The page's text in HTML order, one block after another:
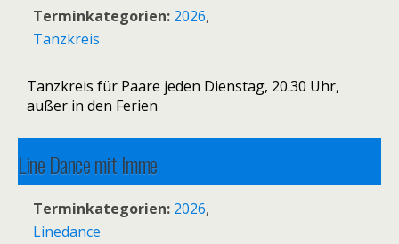
11. August 2026 20:30– 22:00
Terminkategorien: 2026,
Tanzkreis
Tanzkreis für Paare jeden Dienstag, 20.30 Uhr,
außer in den Ferien
Line Dance mit Imme
17. August 2026 18:00– 19:00
Terminkategorien: 2026,
Linedance